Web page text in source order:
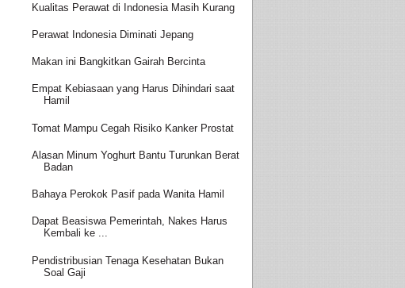
Kualitas Perawat di Indonesia Masih Kurang
Perawat Indonesia Diminati Jepang
Makan ini Bangkitkan Gairah Bercinta
Empat Kebiasaan yang Harus Dihindari saat
Hamil
Tomat Mampu Cegah Risiko Kanker Prostat
Alasan Minum Yoghurt Bantu Turunkan Berat
Badan
Bahaya Perokok Pasif pada Wanita Hamil
Dapat Beasiswa Pemerintah, Nakes Harus
Kembali ke ...
Pendistribusian Tenaga Kesehatan Bukan
Soal Gaji